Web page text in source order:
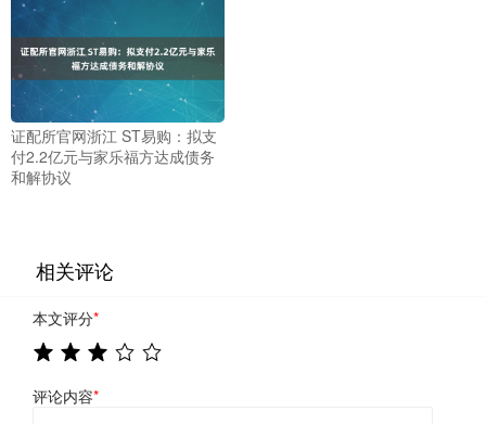
证配所官网浙江 ST易购：拟支
付2.2亿元与家乐福方达成债务
和解协议
相关评论
本文评分*
评论内容*